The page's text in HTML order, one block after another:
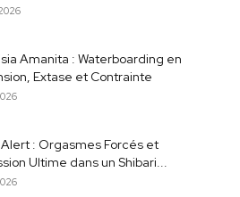
Amanita : Waterboarding en
Extase et Contrainte
: Orgasmes Forcés et
Ultime dans un Shibari...